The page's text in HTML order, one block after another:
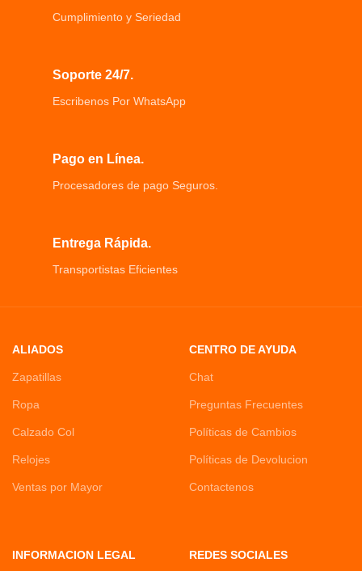
Cumplimiento y Seriedad
Soporte 24/7.
Escribenos Por WhatsApp
Pago en Línea.
Procesadores de pago Seguros.
Entrega Rápida.
Transportistas Eficientes
ALIADOS
Zapatillas
Ropa
Calzado Col
Relojes
Ventas por Mayor
CENTRO DE AYUDA
Chat
Preguntas Frecuentes
Políticas de Cambios
Políticas de Devolucion
Contactenos
INFORMACION LEGAL REDES SOCIALES